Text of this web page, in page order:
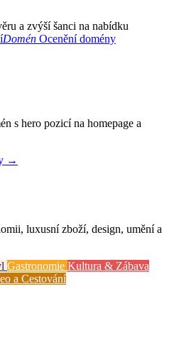
a zvýší šanci na nabídku
Domén Ocenění domény
s hero pozicí na homepage a
→
luxusní zboží, design, umění a
Gastronomie Kultura & Zábava
a Cestování